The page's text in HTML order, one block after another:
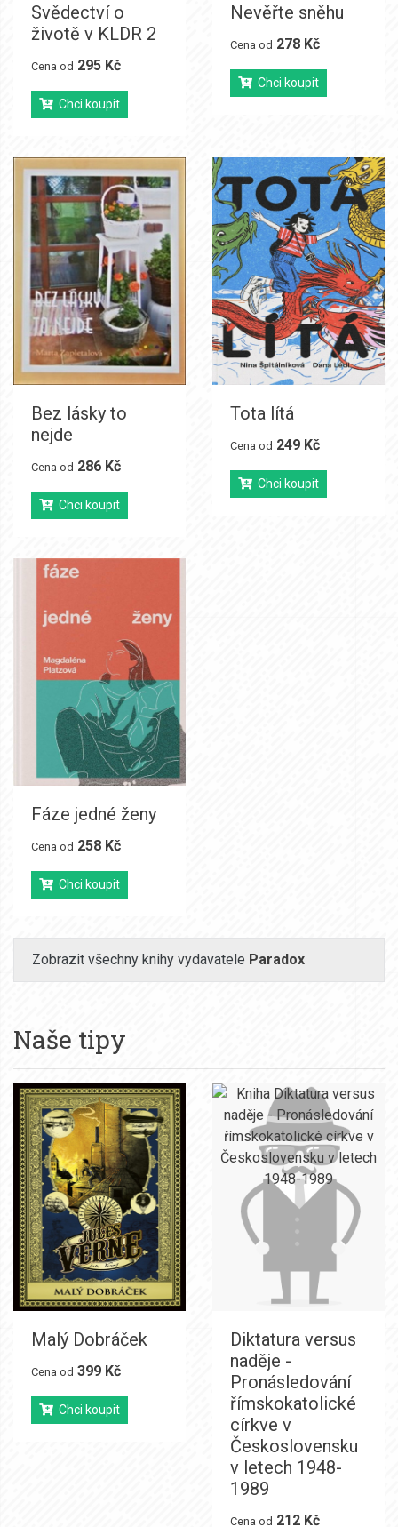
Svědectví o
životě v KLDR 2
Cena od 295 Kč
Chci koupit
Nevěřte sněhu
Cena od 278 Kč
Chci koupit
Bez lásky to
nejde
Cena od 286 Kč
Chci koupit
Tota lítá
Cena od 249 Kč
Chci koupit
Fáze jedné ženy
Cena od 258 Kč
Chci koupit
Zobrazit všechny knihy vydavatele Paradox
Naše tipy
Malý Dobráček
Cena od 399 Kč
Chci koupit
Diktatura versus
naděje -
Pronásledování
římskokatolické
církve v
Československu
v letech 1948-
1989
Cena od 212 Kč